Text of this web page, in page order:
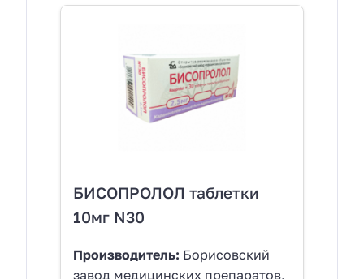
БИСОПРОЛОЛ таблетки
10мг N30
Производитель: Борисовский
завод медицинских препаратов,